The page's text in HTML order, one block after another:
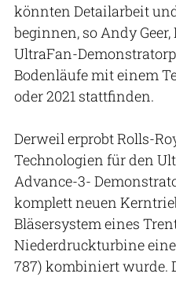
könnten Detailarbeit
beginnen, so Andy
UltraFan-
Bodenläufe mit einem
oder 2021 stattfinden.
Derweil erprobt Rolls-
Technologien für den
Advance-3-
komplett neuen
Bläsersystem eines
Niederdruckturbine
787) kombiniert wurde.